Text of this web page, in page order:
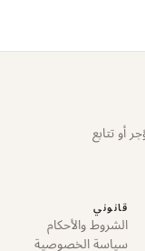
أو تتابع
قانوني
الشروط والأحكام
سياسة الخصوصية